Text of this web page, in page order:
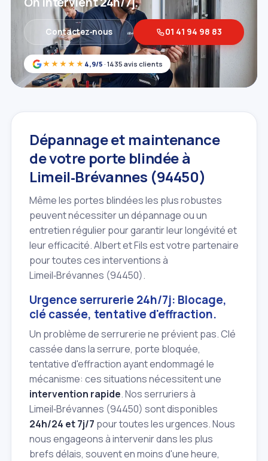
★★★★★ 4,9/5 · 1435 avis clients
Contactez‑nous 01 41 94 98 83
Dépannage et maintenance
de votre porte blindée à
Limeil‑Brévannes (94450)
Même les portes blindées les plus robustes
peuvent nécessiter un dépannage ou un
entretien régulier pour garantir leur longévité et
leur efficacité. Albert et Fils est votre partenaire
pour toutes ces interventions à
Limeil‑Brévannes (94450).
Urgence serrurerie 24h/7j: Blocage,
clé cassée, tentative d'effraction.
Un problème de serrurerie ne prévient pas. Clé
cassée dans la serrure, porte bloquée,
tentative d'effraction ayant endommagé le
mécanisme: ces situations nécessitent une
intervention rapide. Nos serruriers à
Limeil‑Brévannes (94450) sont disponibles
24h/24 et 7j/7 pour toutes les urgences. Nous
nous engageons à intervenir dans les plus
brefs délais, souvent en moins d'une heure,